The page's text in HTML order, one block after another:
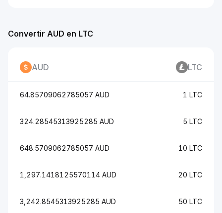
Convertir AUD en LTC
AUD LTC
64.85709062785057 AUD 1 LTC
324.28545313925285 AUD 5 LTC
648.5709062785057 AUD 10 LTC
1,297.1418125570114 AUD 20 LTC
3,242.8545313925285 AUD 50 LTC